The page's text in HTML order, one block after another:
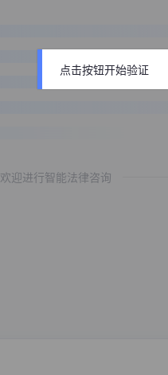
欢迎进行智能法律咨询
点击按钮开始验证